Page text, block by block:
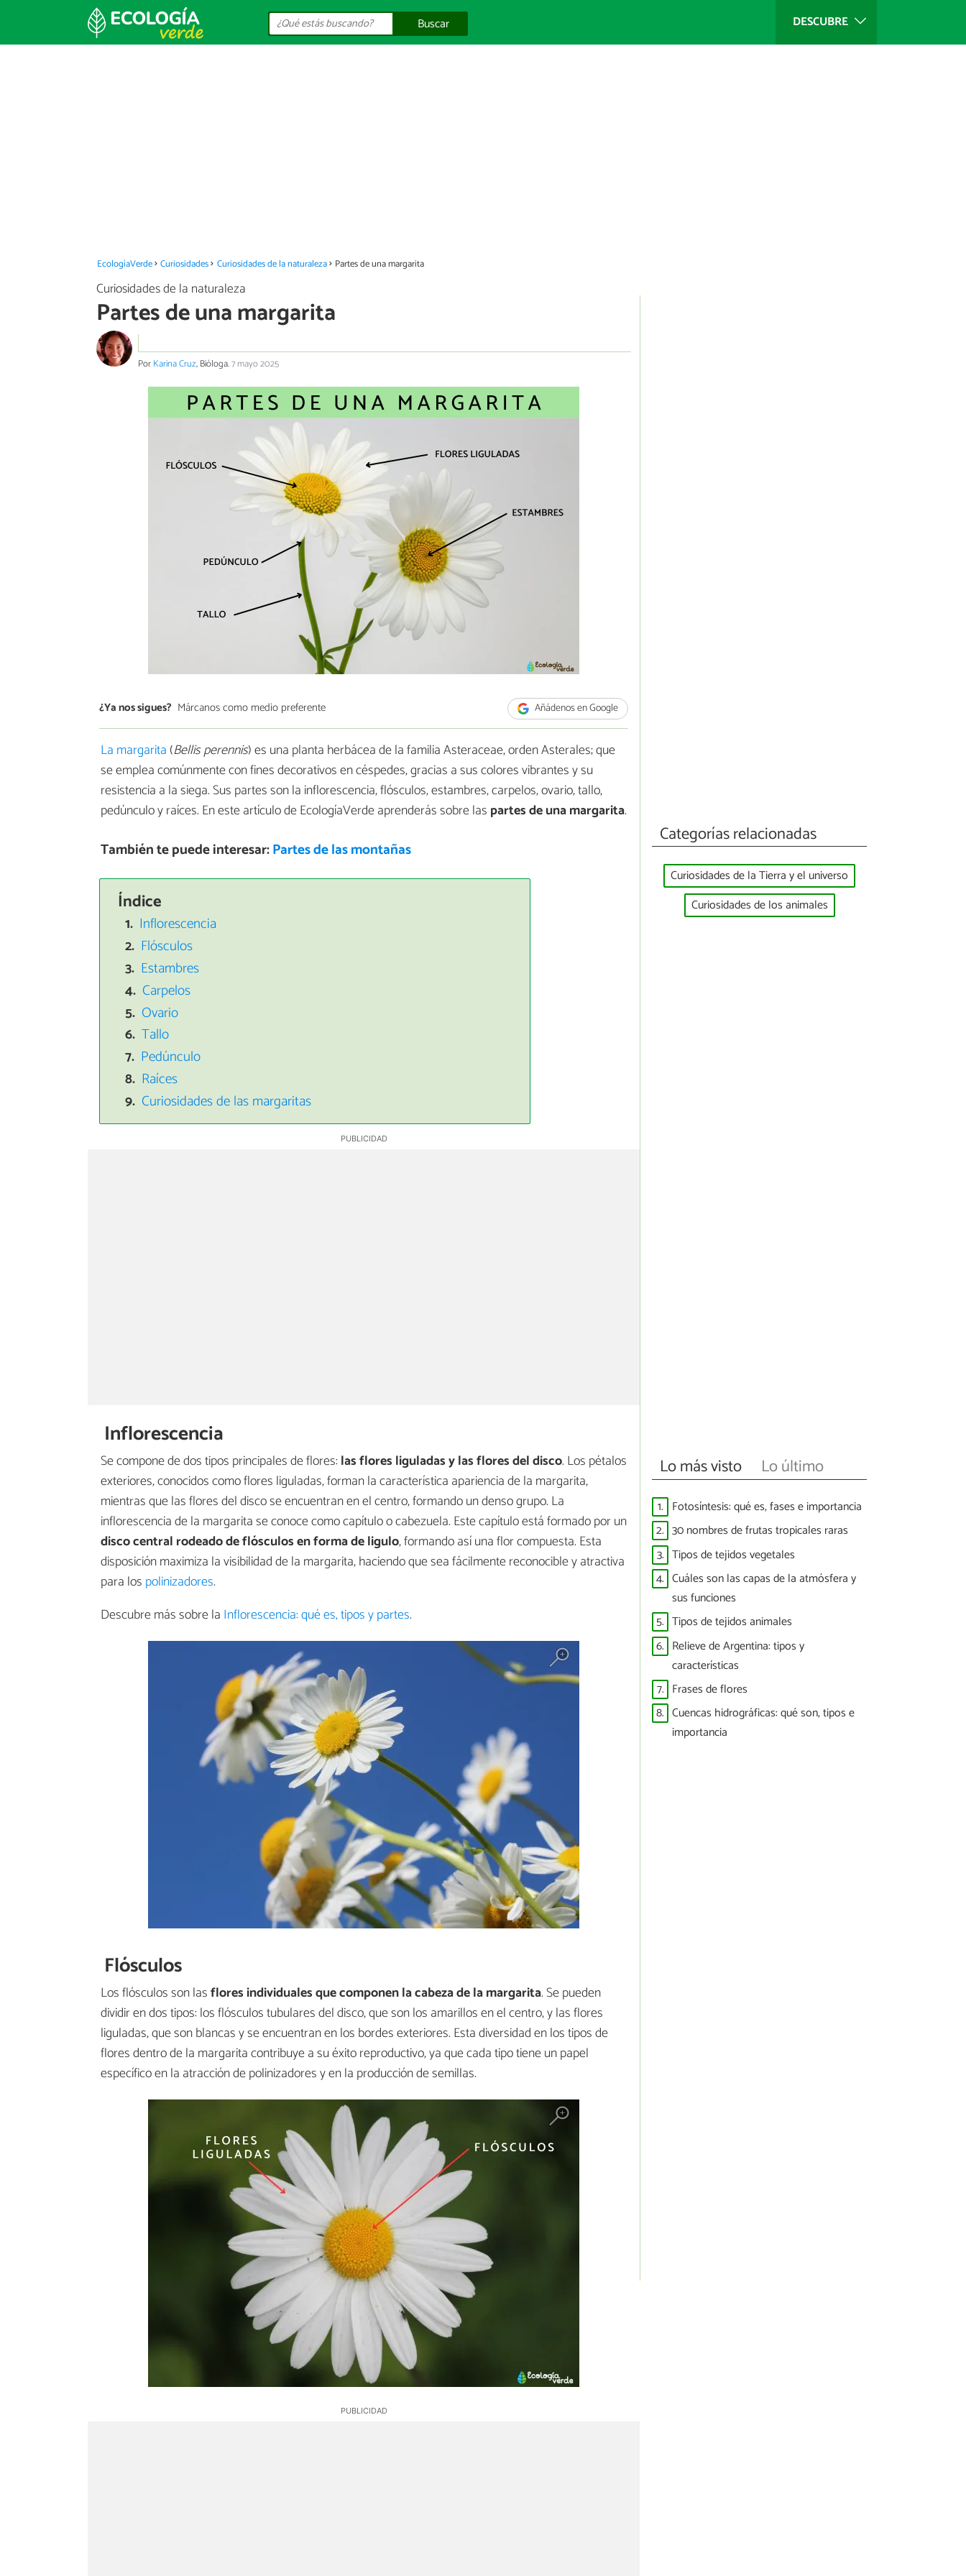
DESCUBRE
Buscar
EcologíaVerde Curiosidades Curiosidades de la naturaleza Partes de una margarita
Curiosidades de la naturaleza
Partes de una margarita
PorKarina Cruz, Bióloga.7 mayo 2025
¿Ya nos sigues? Márcanos como medio preferente Añádenos en Google
La margarita (Bellis perennis) es una planta herbácea de la familia Asteraceae, orden Asterales; que
se emplea comúnmente con fines decorativos en céspedes, gracias a sus colores vibrantes y su
resistencia a la siega. Sus partes son la inflorescencia, flósculos, estambres, carpelos, ovario, tallo,
pedúnculo y raíces. En este artículo de EcologíaVerde aprenderás sobre las partes de una margarita.
También te puede interesar:Partes de las montañas
Índice
Inflorescencia
Flósculos
Estambres
Carpelos
Ovario
Tallo
Pedúnculo
Raíces
Curiosidades de las margaritas
Inflorescencia
Se compone de dos tipos principales de flores:las flores liguladas y las flores del disco. Los pétalos
exteriores, conocidos como flores liguladas, forman la característica apariencia de la margarita,
mientras que las flores del disco se encuentran en el centro, formando un denso grupo. La
inflorescencia de la margarita se conoce como capítulo o cabezuela. Este capítulo está formado por un
disco central rodeado de flósculos en forma de ligulo, formando así una flor compuesta. Esta
disposición maximiza la visibilidad de la margarita, haciendo que sea fácilmente reconocible y atractiva
para los polinizadores.
Descubre más sobre la Inflorescencia: qué es, tipos y partes.
Flósculos
Los flósculos son lasflores individuales que componen la cabeza de la margarita. Se pueden
dividir en dos tipos: los flósculos tubulares del disco, que son los amarillos en el centro, y las flores
liguladas, que son blancas y se encuentran en los bordes exteriores. Esta diversidad en los tipos de
flores dentro de la margarita contribuye a su éxito reproductivo, ya que cada tipo tiene un papel
específico en la atracción de polinizadores y en la producción de semillas.
Categorías relacionadas
Curiosidades de la Tierra y el universo
Curiosidades de los animales
Lo más visto Lo último
1. Fotosíntesis: qué es, fases e importancia
2. 30 nombres de frutas tropicales raras
3. Tipos de tejidos vegetales
4. Cuáles son las capas de la atmósfera y
sus funciones
5. Tipos de tejidos animales
6. Relieve de Argentina: tipos y
características
7. Frases de flores
8. Cuencas hidrográficas: qué son, tipos e
importancia